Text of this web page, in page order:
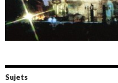
Amazônia (2021)
Oxymore (2022)
Versailles 400 (2024)
Live in Bratislava (2025)
Sujets